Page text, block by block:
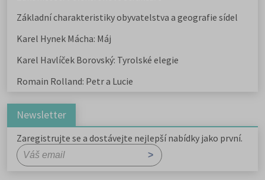
Základní charakteristiky obyvatelstva a geografie sídel
Karel Hynek Mácha: Máj
Karel Havlíček Borovský: Tyrolské elegie
Romain Rolland: Petr a Lucie
Newsletter
Zaregistrujte se a dostávejte nejlepší nabídky jako první.